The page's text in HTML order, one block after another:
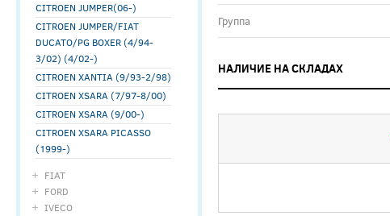
CITROEN JUMPER(06-)
CITROEN JUMPER/FIAT
DUCATO/PG BOXER (4/94-
3/02) (4/02-)
CITROEN XANTIA (9/93-2/98)
CITROEN XSARA (7/97-8/00)
CITROEN XSARA (9/00-)
CITROEN XSARA PICASSO
(1999-)
FIAT
FORD
IVECO
Группа
НАЛИЧИЕ НА СКЛАДАХ